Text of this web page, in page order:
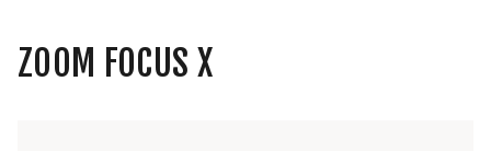
ZOOM FOCUS X